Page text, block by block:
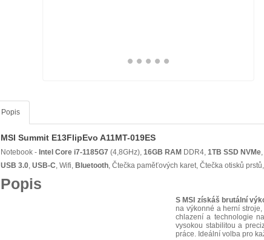
Popis
MSI Summit E13FlipEvo A11MT-019ES
Notebook - Intel Core i7-1185G7 (4,8GHz), 16GB RAM DDR4, 1TB SSD NVMe,
USB 3.0, USB-C, Wifi, Bluetooth, Čtečka paměťových karet, Čtečka otisků
Popis
S MSI získáš brutální
na výkonné a herní
chlazení a technologie
vysokou stabilitou a
práce. Ideální volba pro